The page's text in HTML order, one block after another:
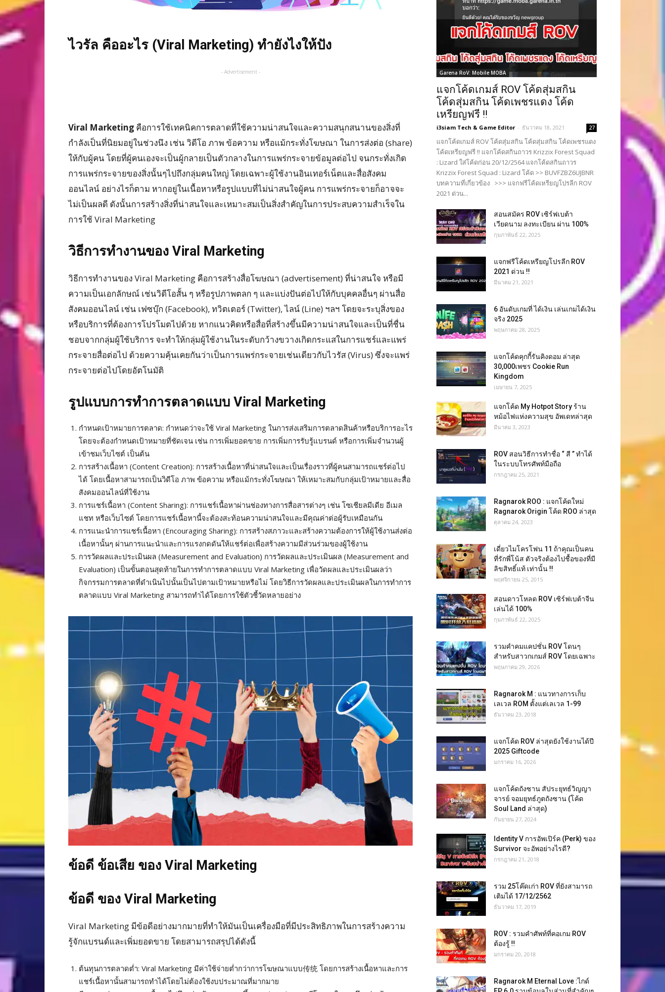
ไวรัล คืออะไร (Viral Marketing) ทำยังไงให้ปัง
- Advertisement -
Viral Marketing คือการใช้เทคนิคการตลาดที่ใช้ความน่าสนใจและความสนุกสนานของสิ่งที่
กำลังเป็นที่นิยมอยู่ในช่วงนึง เช่น วิดีโอ ภาพ ข้อความ หรือแม้กระทั่งโฆษณา ในการส่งต่อ (share)
ให้กับผู้คน โดยที่ผู้คนเองจะเป็นผู้กลายเป็นตัวกลางในการแพร่กระจายข้อมูลต่อไป จนกระทั่งเกิด
การแพร่กระจายของสิ่งนั้นๆไปถึงกลุ่มคนใหญ่ โดยเฉพาะผู้ใช้งานอินเทอร์เน็ตและสื่อสังคม
ออนไลน์ อย่างไรก็ตาม หากอยู่ในเนื้อหาหรือรูปแบบที่ไม่น่าสนใจผู้คน การแพร่กระจายก็อาจจะ
ไม่เป็นผลดี ดังนั้นการสร้างสิ่งที่น่าสนใจและเหมาะสมเป็นสิ่งสำคัญในการประสบความสำเร็จใน
การใช้ Viral Marketing
วิธีการทำงานของ Viral Marketing
วิธีการทำงานของ Viral Marketing คือการสร้างสื่อโฆษณา (advertisement) ที่น่าสนใจ หรือมี
ความเป็นเอกลักษณ์ เช่นวิดีโอสั้น ๆ หรือรูปภาพตลก ๆ และแบ่งปันต่อไปให้กับบุคคลอื่นๆ ผ่านสื่อ
สังคมออนไลน์ เช่น เฟซบุ๊ก (Facebook), ทวิตเตอร์ (Twitter), ไลน์ (Line) ฯลฯ โดยจะระบุสิ่งของ
หรือบริการที่ต้องการโปรโมตไปด้วย หากแนวคิดหรือสื่อที่สร้างขึ้นมีความน่าสนใจและเป็นที่ชื่น
ชอบจากกลุ่มผู้ใช้บริการ จะทำให้กลุ่มผู้ใช้งานในระดับกว้างขวางเกิดกระแสในการแชร์และแพร่
กระจายสื่อต่อไป ด้วยความคุ้นเคยกันว่าเป็นการแพร่กระจายเช่นเดียวกับไวรัส (Virus) ซึ่งจะแพร่
กระจายต่อไปโดยอัตโนมัติ
รูปแบบการทำการตลาดแบบ Viral Marketing
กำหนดเป้าหมายการตลาด: กำหนดว่าจะใช้ Viral Marketing ในการส่งเสริมการตลาดสินค้าหรือบริการอะไร
โดยจะต้องกำหนดเป้าหมายที่ชัดเจน เช่น การเพิ่มยอดขาย การเพิ่มการรับรู้แบรนด์ หรือการเพิ่มจำนวนผู้
เข้าชมเว็บไซต์ เป็นต้น
การสร้างเนื้อหา (Content Creation): การสร้างเนื้อหาที่น่าสนใจและเป็นเรื่องราวที่ผู้คนสามารถแชร์ต่อไป
ได้ โดยเนื้อหาสามารถเป็นวิดีโอ ภาพ ข้อความ หรือแม้กระทั่งโฆษณา ให้เหมาะสมกับกลุ่มเป้าหมายและสื่อ
สังคมออนไลน์ที่ใช้งาน
การแชร์เนื้อหา (Content Sharing): การแชร์เนื้อหาผ่านช่องทางการสื่อสารต่างๆ เช่น โซเชียลมีเดีย อีเมล
แชท หรือเว็บไซต์ โดยการแชร์เนื้อหานี้จะต้องสะท้อนความน่าสนใจและมีคุณค่าต่อผู้รับเหมือนกัน
การแนะนำการแชร์เนื้อหา (Encouraging Sharing): การสร้างสภาวะและสร้างความต้องการให้ผู้ใช้งานส่งต่อ
เนื้อหานั้นๆ ผ่านการแนะนำและการแรงกดดันให้แชร์ต่อเพื่อสร้างความมีส่วนร่วมของผู้ใช้งาน
การวัดผลและประเมินผล (Measurement and Evaluation) การวัดผลและประเมินผล (Measurement and
Evaluation) เป็นขั้นตอนสุดท้ายในการทำการตลาดแบบ Viral Marketing เพื่อวัดผลและประเมินผลว่า
กิจกรรมการตลาดที่ดำเนินไปนั้นเป็นไปตามเป้าหมายหรือไม่ โดยวิธีการวัดผลและประเมินผลในการทำการ
ตลาดแบบ Viral Marketing สามารถทำได้โดยการใช้ตัวชี้วัดหลายอย่าง
ข้อดี ข้อเสีย ของ Viral Marketing
ข้อดี ของ Viral Marketing
Viral Marketing มีข้อดีอย่างมากมายที่ทำให้มันเป็นเครื่องมือที่มีประสิทธิภาพในการสร้างความ
รู้จักแบรนด์และเพิ่มยอดขาย โดยสามารถสรุปได้ดังนี้
ต้นทุนการตลาดต่ำ: Viral Marketing มีค่าใช้จ่ายต่ำกว่าการโฆษณาแบบ传统 โดยการสร้างเนื้อหาและการ
แชร์เนื้อหานั้นสามารถทำได้โดยไม่ต้องใช้งบประมาณที่มากมาย
Garena RoV: Mobile MOBA
แจกโค้ดเกมส์ ROV โค้ดสุ่มสกิน
โค้ดสุ่มสกิน โค้ดเพชรแดง โค้ด
เหรียญฟรี !!
i3siam Tech & Game Editor - ธันวาคม 18, 2021 27
แจกโค้ดเกมส์ ROV โค้ดสุ่มสกิน โค้ดสุ่มสกิน โค้ดเพชรแดง
โค้ดเหรียญฟรี !! แจกโค้ดสกินถาวร Krizzix Forest Squad
: Lizard ใส่โค้ดก่อน 20/12/2564 แจกโค้ดสกินถาวร
Krizzix Forest Squad : Lizard โค้ด >> BUVFZBZ6UJBNR
บทความที่เกี่ยวข้อง >>> แจกฟรีโค้ดเหรียญโปรลีก ROV
2021 ด่วน...
สอนสมัคร ROV เซิร์ฟเบต้า
เวียดนาม ลงทะเบียน ผ่าน 100%
กุมภาพันธ์ 22, 2025
แจกฟรีโค้ดเหรียญโปรลีก ROV
2021 ด่วน !!
มีนาคม 21, 2021
6 อันดับเกมที่ ได้เงิน เล่นเกมได้เงิน
จริง 2025
พฤษภาคม 28, 2025
แจกโค้ดคุกกี้รันคิงดอม ล่าสุด
30,000เพชร Cookie Run
Kingdom
เมษายน 7, 2025
แจกโค้ด My Hotpot Story ร้าน
หม้อไฟแห่งความสุข อัพเดทล่าสุด
มีนาคม 3, 2023
ROV สอนวิธีการทำชื่อ “ สี ” ทำได้
ในระบบโทรศัพท์มือถือ
กรกฎาคม 25, 2021
Ragnarok ROO : แจกโค้ดใหม่
Ragnarok Origin โค้ด ROO ล่าสุด
ตุลาคม 24, 2023
เดี่ยวไมโครโฟน 11 ถ้าคุณเป็นคน
ที่รักพี่โน้ส ตัวจริงต้องไปชื้อของที่มี
ลิขสิทธิ์แท้ เท่านั้น !!
พฤศจิกายน 25, 2015
สอนดาวโหลด ROV เซิร์ฟเบต้าจีน
เล่นได้ 100%
กุมภาพันธ์ 22, 2025
รวมคำคมแคปชั่น ROV โดนๆ
สำหรับสาวกเกมส์ ROV โดยเฉพาะ
พฤษภาคม 29, 2026
Ragnarok M : แนวทางการเก็บ
เลเวล ROM ตั้งแต่เลเวล 1-99
ธันวาคม 23, 2018
แจกโค้ด ROV ล่าสุดยังใช้งานได้ปี
2025 Giftcode
มกราคม 16, 2026
แจกโค้ดถังซาน สัประยุทธ์วิญญา
จารย์ จอมยุทธ์ภูตถังซาน (โค้ด
Soul Land ล่าสุด)
กันยายน 27, 2024
Identity V การอัพเปิร์ค (Perk) ของ
Survivor จะอัพอย่างไรดี?
กรกฎาคม 21, 2018
รวม 25โค๊ดเก่า ROV ที่ยังสามารถ
เติมได้ 17/12/2562
ธันวาคม 17, 2019
ROV : รวมคำศัพท์ที่คอเกม ROV
ต้องรู้ !!
มกราคม 20, 2018
Ragnarok M Eternal Love :ไกด์